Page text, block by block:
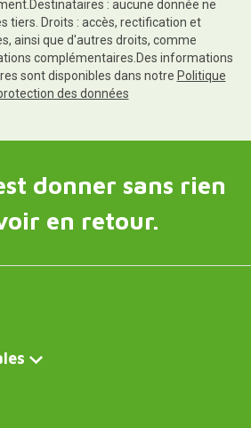
: aucune donnée ne
tiers. Droits : accès, rectification et
ainsi que d'autres droits, comme
complémentaires.Des informations
sont disponibles dans notre Politique
des données
donner sans rien
en retour.